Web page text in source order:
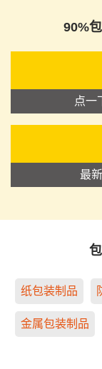
90%
点一
最
纸包装制品
金属包装制品